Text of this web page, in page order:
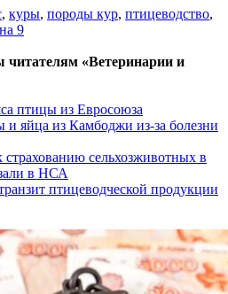
, куры, породы кур, птицеводство,
9
читателям «Ветеринарии и
птицы из Евросоюза
яйца из Камбоджи из-за болезни
сельхозживотных в
в НСА
птицеводческой продукции